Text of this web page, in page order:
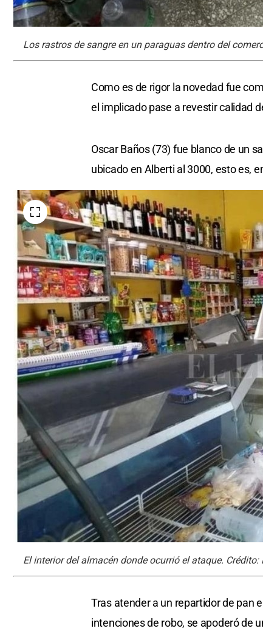
Los rastros de sangre en un paraguas dentro del
Como es de rigor la novedad fue
el implicado pase a revestir calidad
Oscar Baños (73) fue blanco de un
ubicado en Alberti al 3000, esto es,
El interior del almacén donde ocurrió el ataque. Crédito:
Tras atender a un repartidor de pan
intenciones de robo, se apoderó de